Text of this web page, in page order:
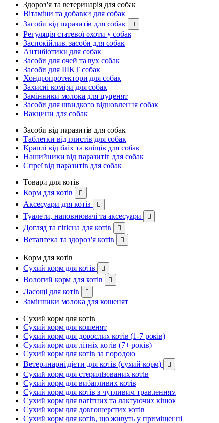
Здоров'я та ветеринарія для собак
Вітаміни та добавки для собак
Засоби від паразитів для собак

Регуляція статевої охоти у собак
Заспокійливі засоби для собак
Антибіотики для собак
Засоби для очей та вух собак
Засоби для ШКТ собак
Хондропротектори для собак
Захисні коміри для собак
Замінники молока для цуценят
Засоби для швидкого відновлення собак
Вакцини для собак
Засоби від паразитів для собак
Таблетки від глистів для собак
Краплі від бліх та кліщів для собак
Нашийники від паразитів для собак
Спреї від паразитів для собак
Товари для котів
Корм для котів

Аксесуари для котів 
Туалети, наповнювачі та аксесуари 
Догляд та гігієна для котів 
Ветаптека та здоров'я котів 
Корм для котів
Сухий корм для котів

Вологий корм для котів 
Ласощі для котів 
Замінники молока для кошенят
Сухий корм для котів
Сухий корм для кошенят
Сухий корм для дорослих котів (1-7 років)
Сухий корм для літніх котів (7+ років)
Сухий корм для котів за породою
Ветеринарні дієти для котів (сухий корм)

Сухий корм для стерилізованих котів
Сухий корм для вибагливих котів
Сухий корм для котів з чутливим травленням
Сухий корм для вагітних та лактуючих кішок
Сухий корм для довгошерстих котів
Сухий корм для котів, що живуть у приміщенні